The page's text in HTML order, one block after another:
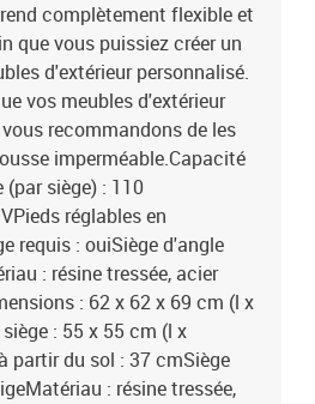
complètement flexible et
que vous puissiez créer un
d'extérieur personnalisé.
vos meubles d'extérieur
recommandons de les
imperméable.Capacité
siège) : 110
réglables en
requis : ouiSiège d'angle
: résine tressée, acier
: 62 x 62 x 69 cm (l x
: 55 x 55 cm (l x
partir du sol : 37 cmSiège
: résine tressée,